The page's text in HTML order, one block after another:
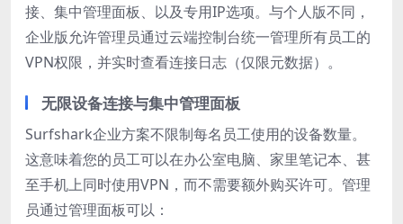
接、集中管理面板、以及专用IP选项。与个人版不同，
企业版允许管理员通过云端控制台统一管理所有员工的
VPN权限，并实时查看连接日志（仅限元数据）。
无限设备连接与集中管理面板
Surfshark企业方案不限制每名员工使用的设备数量。
这意味着您的员工可以在办公室电脑、家里笔记本、甚
至手机上同时使用VPN，而不需要额外购买许可。管理
员通过管理面板可以：